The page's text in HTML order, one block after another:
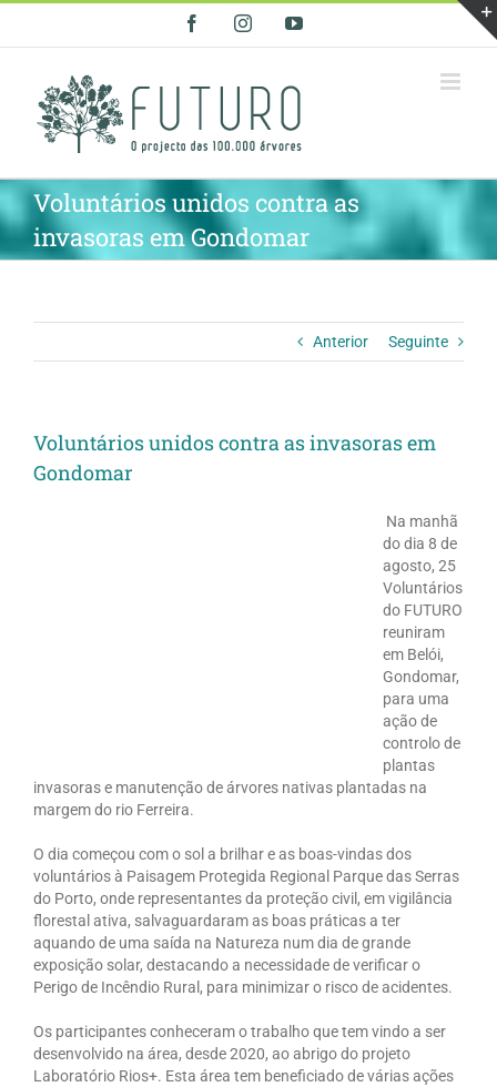
FacebookInstagramYouTube
Voluntários unidos contra as
invasoras em Gondomar
Anterior Seguinte
Voluntários unidos contra as invasoras em
Gondomar
Na manhã
do dia 8 de
agosto, 25
Voluntários
do FUTURO
reuniram
em Belói,
Gondomar,
para uma
ação de
controlo de
plantas
invasoras e manutenção de árvores nativas plantadas na
margem do rio Ferreira.
O dia começou com o sol a brilhar e as boas-vindas dos
voluntários à Paisagem Protegida Regional Parque das Serras
do Porto, onde representantes da proteção civil, em vigilância
florestal ativa, salvaguardaram as boas práticas a ter
aquando de uma saída na Natureza num dia de grande
exposição solar, destacando a necessidade de verificar o
Perigo de Incêndio Rural, para minimizar o risco de acidentes.
Os participantes conheceram o trabalho que tem vindo a ser
desenvolvido na área, desde 2020, ao abrigo do projeto
Laboratório Rios+. Esta área tem beneficiado de várias ações